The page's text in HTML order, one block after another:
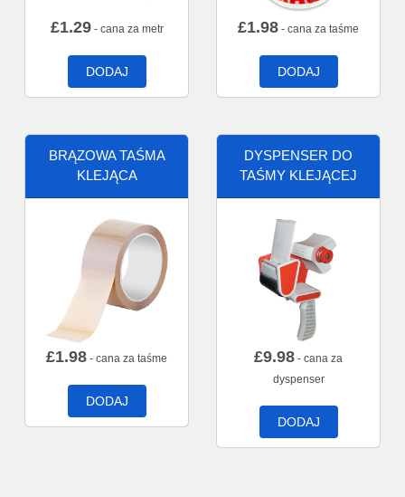
£1.29- cana za metr
DODAJ
£1.98 - cana za taśme
DODAJ
BRĄZOWA TAŚMA
KLEJĄCA
£1.98 - cana za taśme
DODAJ
DYSPENSER DO
TAŚMY KLEJĄCEJ
£9.98 - cana za
dyspenser
DODAJ